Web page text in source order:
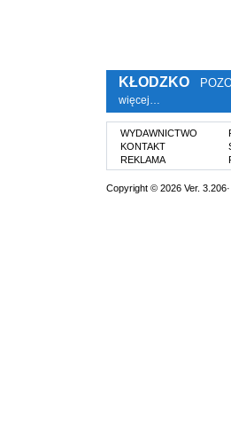
KŁODZKO
więcej…
WYDAWNICTWO
KONTAKT
REKLAMA
Copyright © 2026 Ver. 3.206·